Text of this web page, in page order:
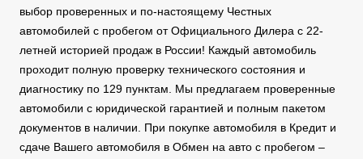
выбор проверенных и по-настоящему Честных
автомобилей с пробегом от Официального Дилера с 22-
летней историей продаж в России! Каждый автомобиль
проходит полную проверку технического состояния и
диагностику по 129 пунктам. Мы предлагаем проверенные
автомобили с юридической гарантией и полным пакетом
документов в наличии. При покупке автомобиля в Кредит и
сдаче Вашего автомобиля в Обмен на авто с пробегом –